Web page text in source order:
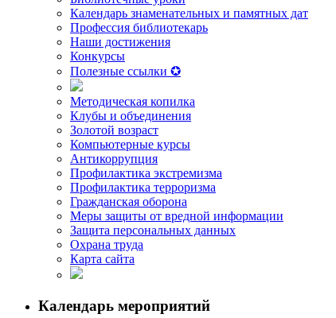
Календарь знаменательных и памятных дат
Профессия библиотекарь
Наши достижения
Конкурсы
Полезные ссылки ✪
Методическая копилка
Клубы и объединения
Золотой возраст
Компьютерные курсы
Антикоррупция
Профилактика экстремизма
Профилактика терроризма
Гражданская оборона
Меры защиты от вредной информации
Защита персональных данных
Охрана труда
Карта сайта
Календарь мероприятий